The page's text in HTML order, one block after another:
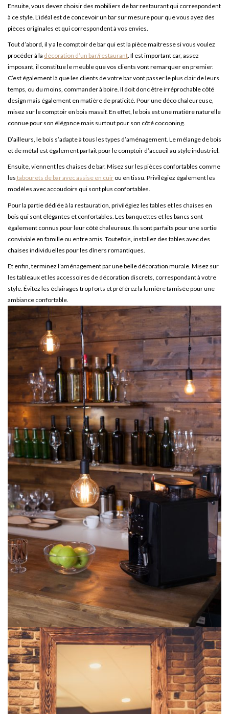
Ensuite, vous devez choisir des mobiliers de bar restaurant qui correspondent
à ce style. L’idéal est de concevoir un bar sur mesure pour que vous ayez des
pièces originales et qui correspondent à vos envies.
Tout d’abord, il y a le comptoir de bar qui est la pièce maitresse si vous voulez
procéder à la décoration d’un bar/restaurant. Il est important car, assez
imposant, il constitue le meuble que vos clients vont remarquer en premier.
C’est également là que les clients de votre bar vont passer le plus clair de leurs
temps, ou du moins, commander à boire. Il doit donc être irréprochable côté
design mais également en matière de praticité. Pour une déco chaleureuse,
misez sur le comptoir en bois massif. En effet, le bois est une matière naturelle
connue pour son élégance mais surtout pour son côté cocooning.
D’ailleurs, le bois s’adapte à tous les types d’aménagement. Le mélange de bois
et de métal est également parfait pour le comptoir d’accueil au style industriel.
Ensuite, viennent les chaises de bar. Misez sur les pièces confortables comme
les tabourets de bar avec assise en cuir ou en tissu. Privilégiez également les
modèles avec accoudoirs qui sont plus confortables.
Pour la partie dédiée à la restauration, privilégiez les tables et les chaises en
bois qui sont élégantes et confortables. Les banquettes et les bancs sont
également connus pour leur côté chaleureux. Ils sont parfaits pour une sortie
conviviale en famille ou entre amis. Toutefois, installez des tables avec des
chaises individuelles pour les dîners romantiques.
Et enfin, terminez l’aménagement par une belle décoration murale. Misez sur
les tableaux et les accessoires de décoration discrets, correspondant à votre
style. Évitez les éclairages trop forts et préférez la lumière tamisée pour une
ambiance confortable.